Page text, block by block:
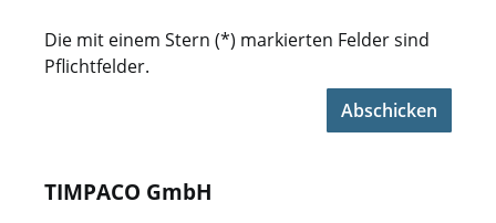
Die mit einem Stern (*) markierten Felder sind
Pflichtfelder.
Abschicken
TIMPACO GmbH